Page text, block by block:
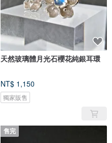
天然玻璃體月光石櫻花純銀耳環
NT$ 1,150
獨家販售
售完